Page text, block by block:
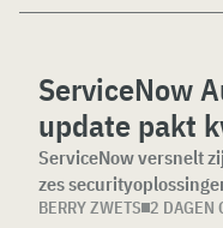
ServiceNow
update pakt
ServiceNow versnelt
zes
BERRY ZWETS 2 DAGEN